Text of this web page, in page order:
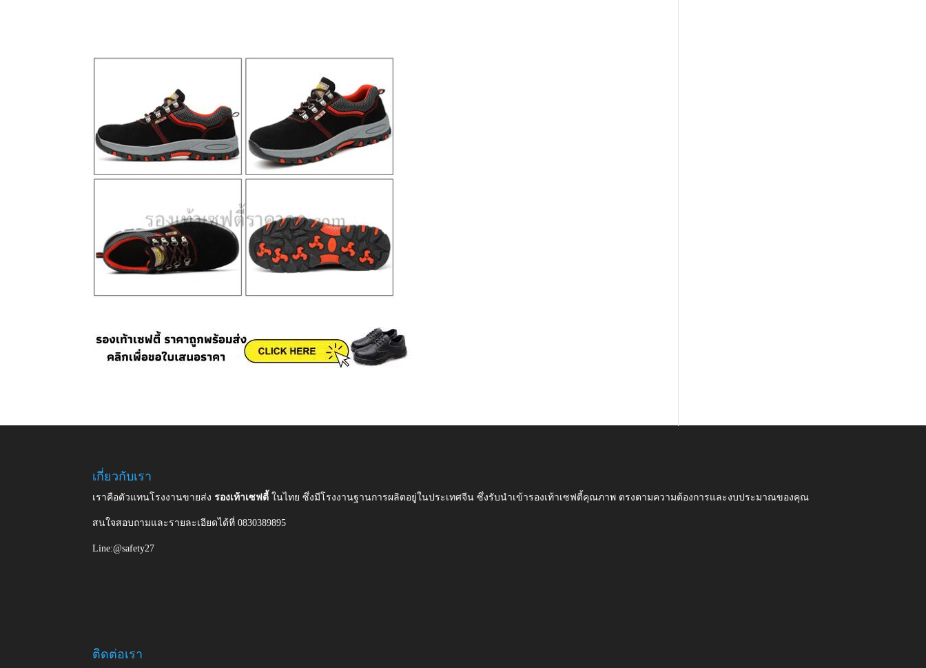
เกี่ยวกับเรา
เราคือตัวแทนโรงงานขายส่งรองเท้าเซฟตี้ในไทย ซึ่งมีโรงงานฐานการผลิตอยู่ในประเทศจีน ซึ่งรับนำเข้ารองเท้าเซฟตี้คุณภาพ ตรงตามความต้องการและงบประมาณของคุณ
สนใจสอบถามและรายละเอียดได้ที่ 0830389895
Line:@safety27
ติดต่อเรา